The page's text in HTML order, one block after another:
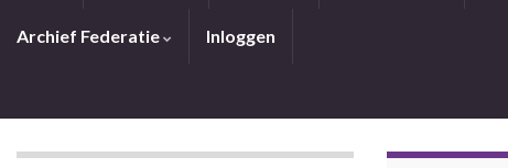
Archief Federatie Inloggen